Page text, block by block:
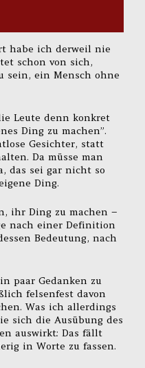
habe ich derweil nie
schon von sich,
sein, ein Mensch ohne
Leute denn konkret
Ding zu machen”.
Gesichter, statt
Da müsse man
das sei gar nicht so
Ding.
ihr Ding zu machen –
nach einer Definition
Bedeutung, nach
paar Gedanken zu
felsenfest davon
Was ich allerdings
sich die Ausübung des
auswirkt: Das fällt
in Worte zu fassen.